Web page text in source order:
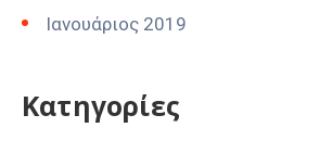
Ιανουάριος 2019
Kατηγορίες